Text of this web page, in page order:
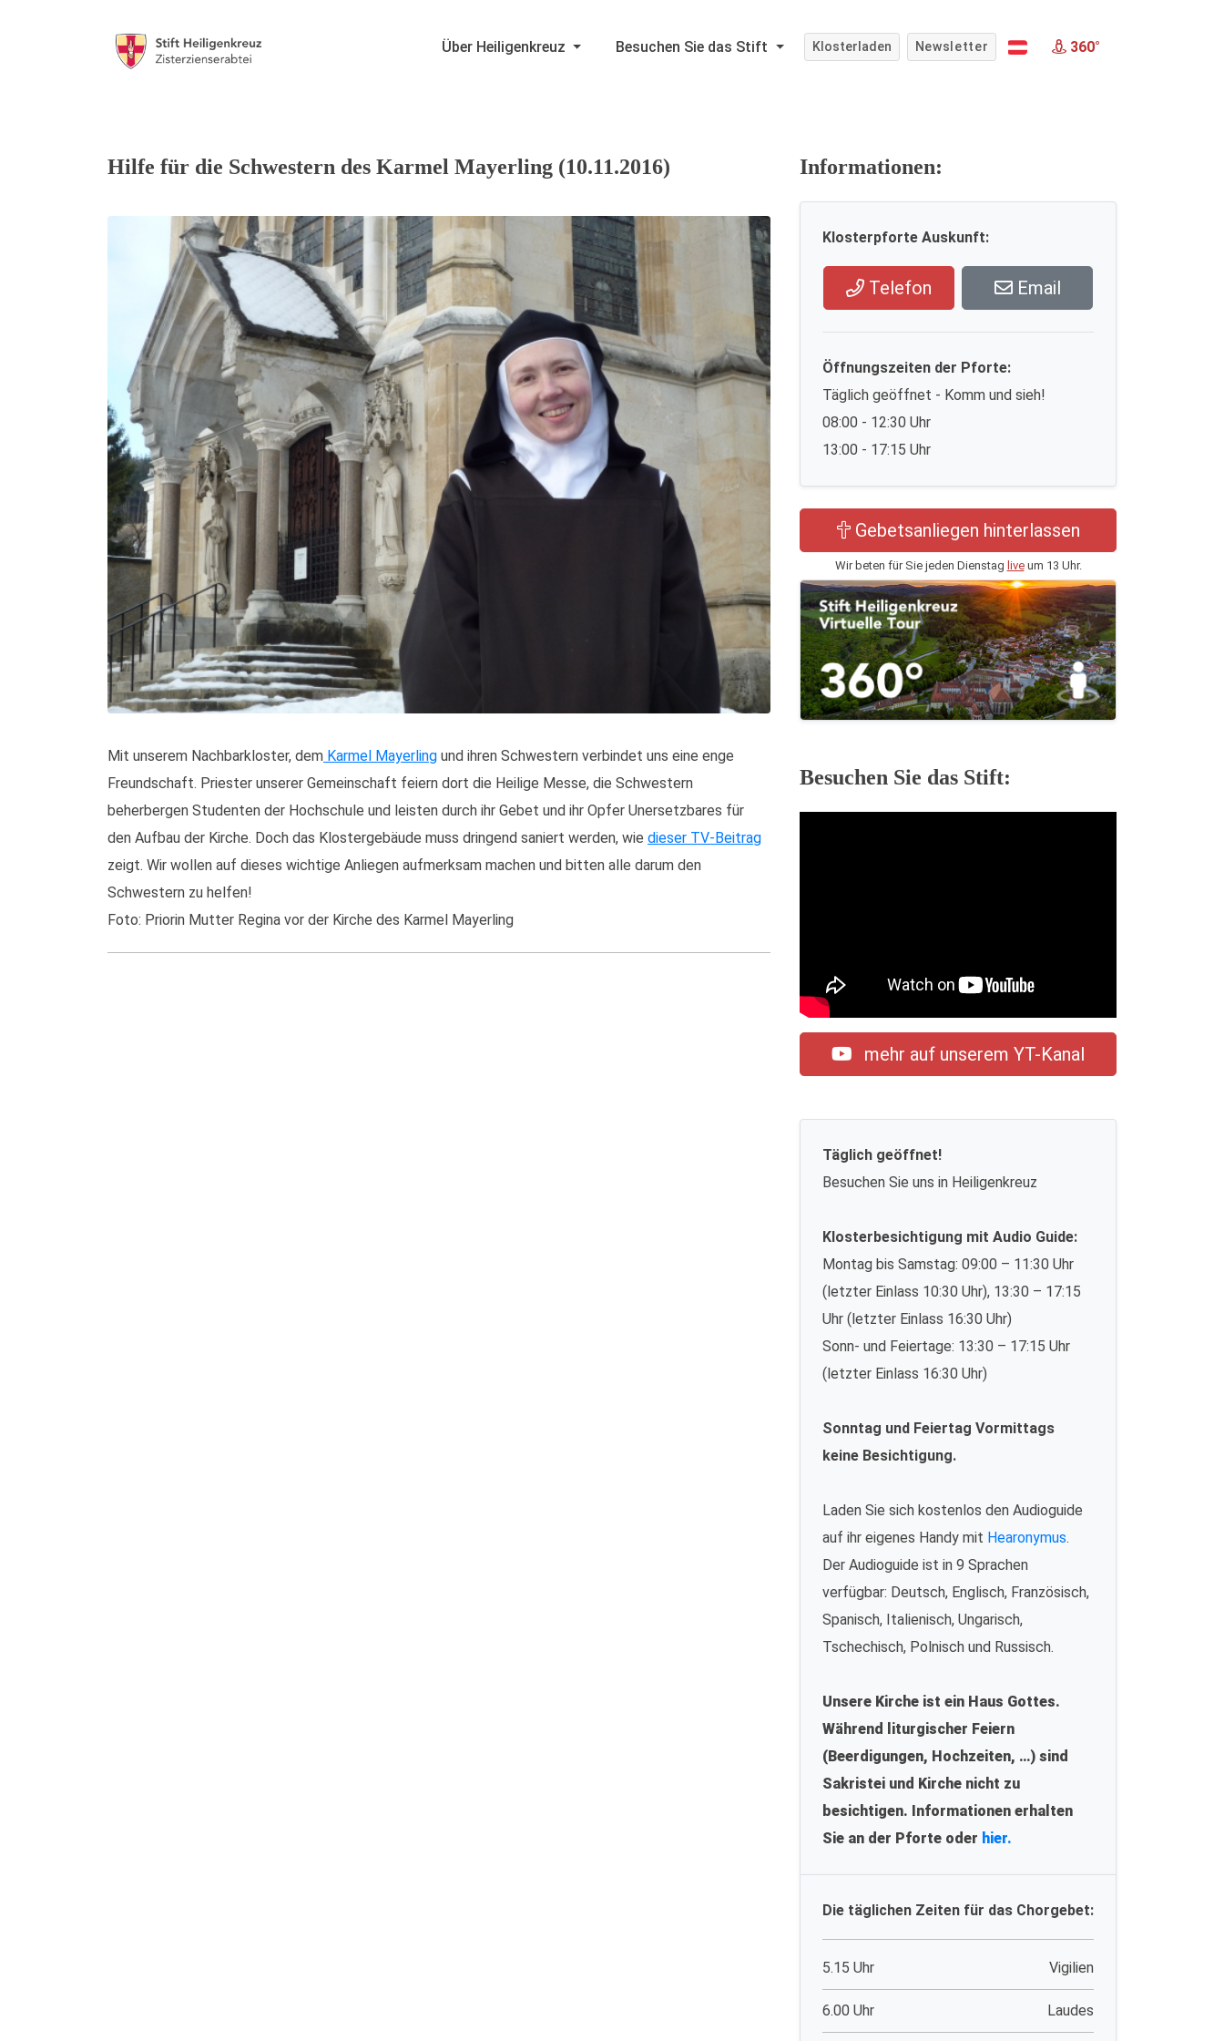
Über Heiligenkreuz Besuchen Sie das Stift Klosterladen Newsletter 360°
Hilfe für die Schwestern des Karmel Mayerling (10.11.2016)
Mit unserem Nachbarkloster, dem Karmel Mayerling und ihren Schwestern verbindet uns eine enge
Freundschaft. Priester unserer Gemeinschaft feiern dort die Heilige Messe, die Schwestern
beherbergen Studenten der Hochschule und leisten durch ihr Gebet und ihr Opfer Unersetzbares für
den Aufbau der Kirche. Doch das Klostergebäude muss dringend saniert werden, wie dieser TV-Beitrag
zeigt. Wir wollen auf dieses wichtige Anliegen aufmerksam machen und bitten alle darum den
Schwestern zu helfen!
Foto: Priorin Mutter Regina vor der Kirche des Karmel Mayerling
Informationen:
Klosterpforte Auskunft:
Telefon Email
Öffnungszeiten der Pforte:
Täglich geöffnet - Komm und sieh!
08:00 - 12:30 Uhr
13:00 - 17:15 Uhr
Gebetsanliegen hinterlassen
Wir beten für Sie jeden Dienstag liveum 13 Uhr.
Besuchen Sie das Stift:
mehr auf unserem YT-Kanal
Täglich geöffnet!
Besuchen Sie uns in Heiligenkreuz
Klosterbesichtigung mit Audio Guide:
Montag bis Samstag: 09:00 – 11:30 Uhr
(letzter Einlass 10:30 Uhr), 13:30 – 17:15
Uhr (letzter Einlass 16:30 Uhr)
Sonn- und Feiertage: 13:30 – 17:15 Uhr
(letzter Einlass 16:30 Uhr)
Sonntag und Feiertag Vormittags
keine Besichtigung.
Laden Sie sich kostenlos den Audioguide
auf ihr eigenes Handy mit Hearonymus.
Der Audioguide ist in 9 Sprachen
verfügbar: Deutsch, Englisch, Französisch,
Spanisch, Italienisch, Ungarisch,
Tschechisch, Polnisch und Russisch.
Unsere Kirche ist ein Haus Gottes.
Während liturgischer Feiern
(Beerdigungen, Hochzeiten, …) sind
Sakristei und Kirche nicht zu
besichtigen. Informationen erhalten
Sie an der Pforte oder hier.
Die täglichen Zeiten für das Chorgebet:
5.15 Uhr Vigilien
6.00 Uhr Laudes